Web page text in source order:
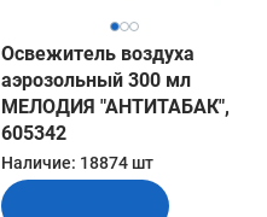
Освежитель воздуха
аэрозольный 300 мл
МЕЛОДИЯ "АНТИТАБАК",
605342
Наличие: 18874 шт